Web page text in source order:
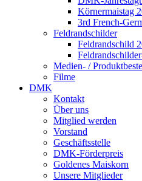
Körnermaistag
3rd French-
Feldrandschilder
Feldrandschild
Medien- /
Filme
DMK
Kontakt
Über uns
Mitglied werden
Vorstand
Geschäftsstelle
DMK-Förderpreis
Goldenes Maiskorn
Unsere Mitglieder